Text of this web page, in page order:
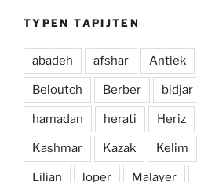
TYPEN TAPIJTEN
abadeh afshar Antiek
Beloutch Berber bidjar
hamadan herati Heriz
Kashmar Kazak Kelim
Lilian loper Malayer